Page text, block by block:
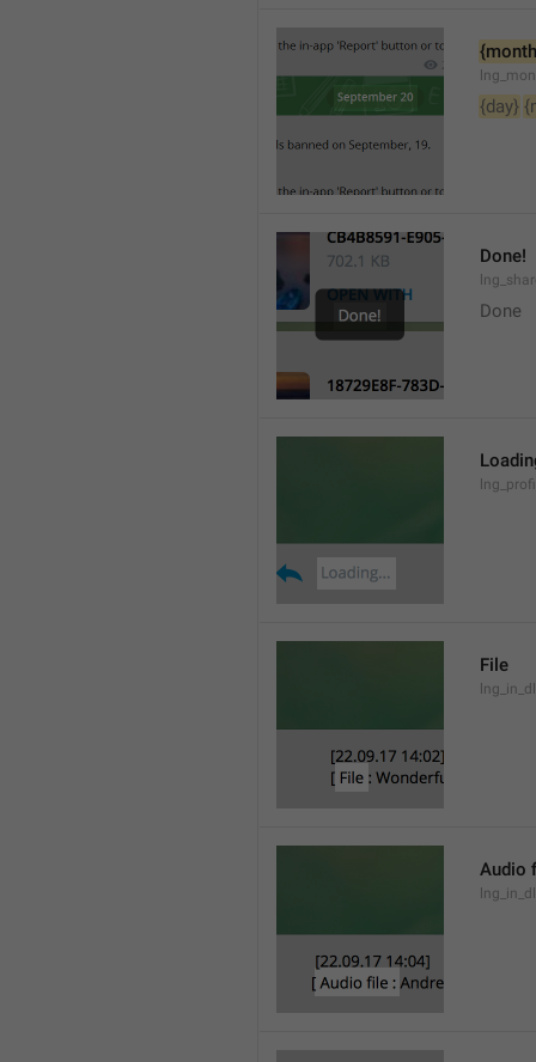
{day}
Done!
Done
File
Audio